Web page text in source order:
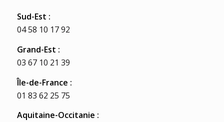
Sud-Est :
04 58 10 17 92
Grand-Est :
03 67 10 21 39
Île-de-France :
01 83 62 25 75
Aquitaine-Occitanie :